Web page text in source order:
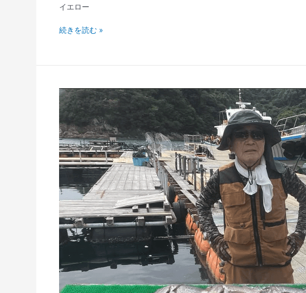
イエロー
め
続きを読む »
9
月
25
日
の
釣
果
抜
け
達
成
も
出
⤴️